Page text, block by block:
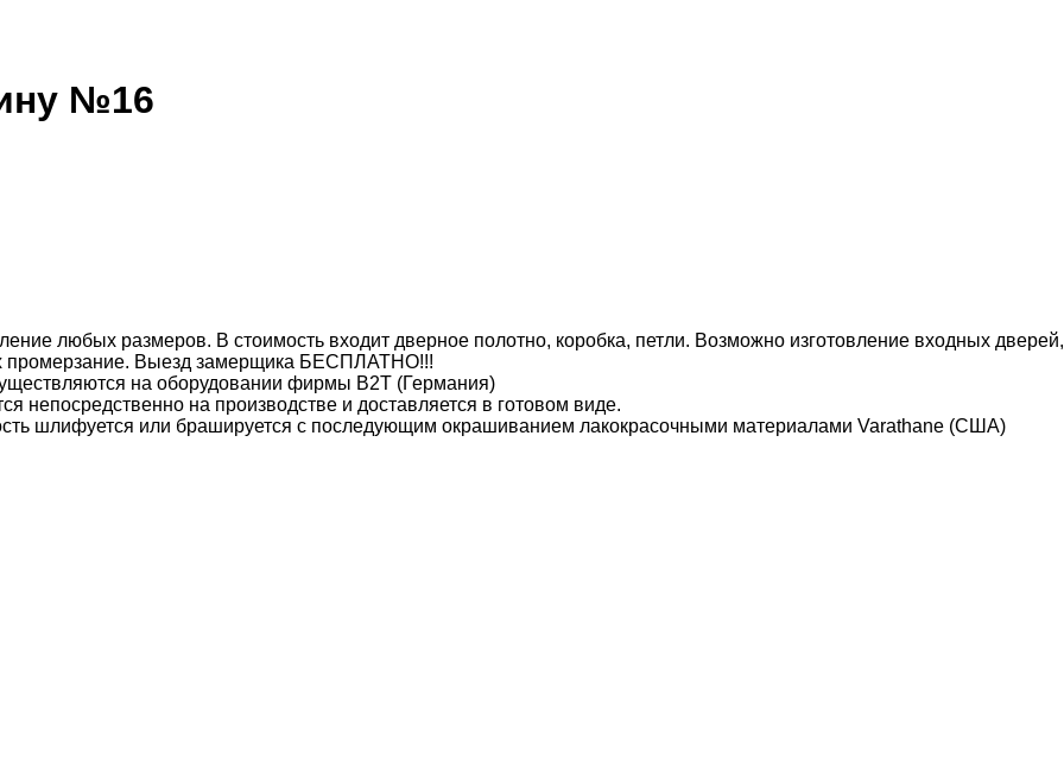
№16
любых размеров. В стоимость входит дверное полотно, коробка, петли. Возможно изготовление входных дверей,
промерзание. Выезд замерщика БЕСПЛАТНО!!!
на оборудовании фирмы B2T (Германия)
непосредственно на производстве и доставляется в готовом виде.
шлифуется или брашируется с последующим окрашиванием лакокрасочными материалами Varathane (США)